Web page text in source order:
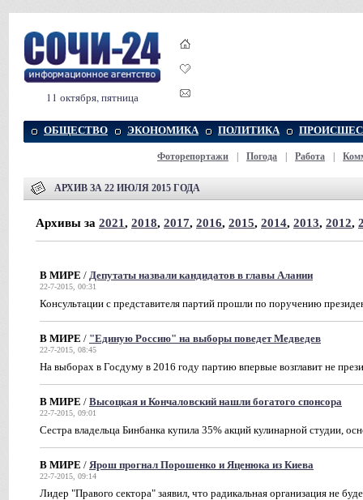
11 октября, пятница
ОБЩЕСТВО ЭКОНОМИКА ПОЛИТИКА
Фоторепортажи Погода Работа
АРХИВ ЗА 22 ИЮЛЯ 2015 ГОДА
Архивы за 2021, 2018, 2017, 2016, 2015, 2014, 2013, 2012,
В МИРЕ / Депутаты назвали кандидатов в главы Алании
22-7-2015, 00:31
Консультации с представителя партий прошли по поручению
В МИРЕ / "Единую Россию" на выборы поведет Медведев
22-7-2015, 08:45
На выборах в Госдуму в 2016 году партию впервые возглавит не
В МИРЕ / Высоцкая и Кончаловский нашли богатого спонсора
22-7-2015, 09:01
Сестра владельца Бинбанка купила 35% акций кулинарной студии,
В МИРЕ / Ярош прогнал Порошенко и Яценюка из Киева
22-7-2015, 09:14
Лидер "Правого сектора" заявил, что радикальная организация не